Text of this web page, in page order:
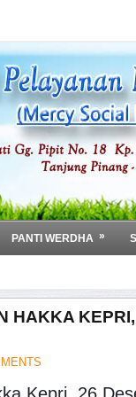
PANTI WERDHA »
HAKKA